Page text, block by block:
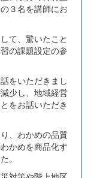
３名を講師にお
て、驚いたこと
の課題設定の参
をいただきまし
少し、地域経営
をお話いただき
、わかめの品質
かめを商品化す
。